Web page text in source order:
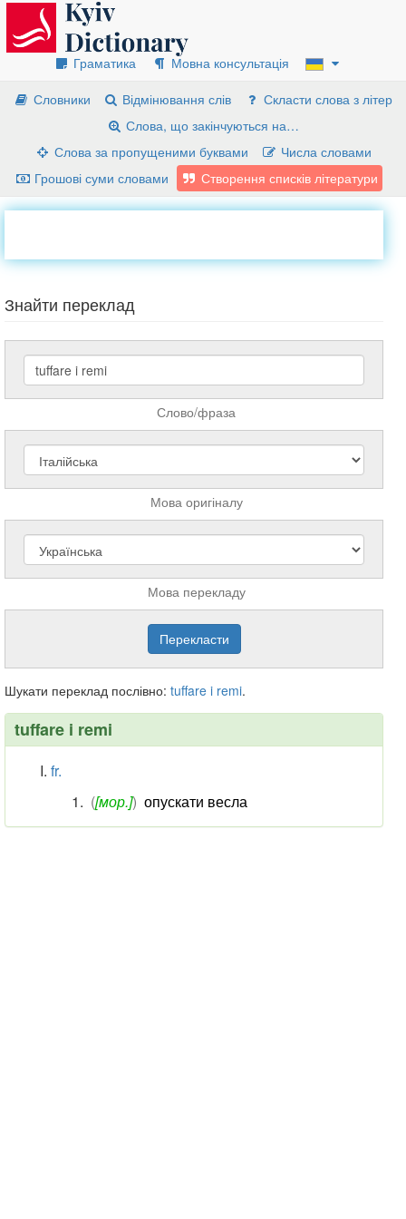
Граматика
Мовна консультація
Словники
Відмінювання слів
Скласти слова з літер
Слова, що закінчуються на…
Слова за пропущеними буквами
Числа словами
Грошові суми словами
Створення списків літератури
Знайти переклад
Слово/фраза
Мова оригіналу
Мова перекладу
Шукати переклад послівно: tuffare i remi.
tuffare i remi
fr.
([мор.]) опускати весла